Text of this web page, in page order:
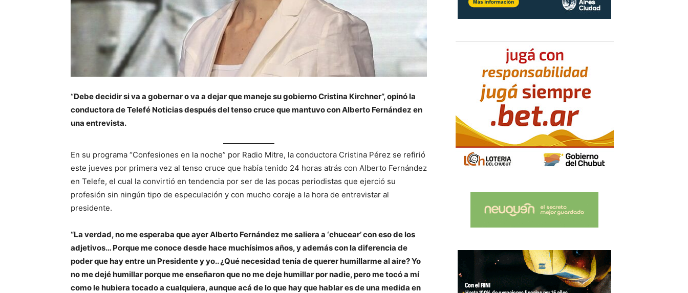
“Debe decidir si va a gobernar o va a dejar que maneje su gobierno Cristina Kirchner”, opinó la
conductora de Telefé Noticias después del tenso cruce que mantuvo con Alberto Fernández en
una entrevista.
En su programa “Confesiones en la noche” por Radio Mitre, la conductora Cristina Pérez se refirió
este jueves por primera vez al tenso cruce que había tenido 24 horas atrás con Alberto Fernández
en Telefe, el cual la convirtió en tendencia por ser de las pocas periodistas que ejerció su
profesión sin ningún tipo de especulación y con mucho coraje a la hora de entrevistar al
presidente.
“La verdad, no me esperaba que ayer Alberto Fernández me saliera a ‘chucear’ con eso de los
adjetivos… Porque me conoce desde hace muchísimos años, y además con la diferencia de
poder que hay entre un Presidente y yo.. ¿Qué necesidad tenía de querer humillarme al aire? Yo
no me dejé humillar porque me enseñaron que no me deje humillar por nadie, pero me tocó a mí
como le hubiera tocado a cualquiera, aunque acá de lo que hay que hablar es de una medida en